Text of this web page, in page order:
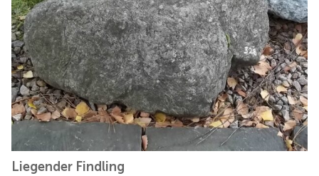
Liegender Findling